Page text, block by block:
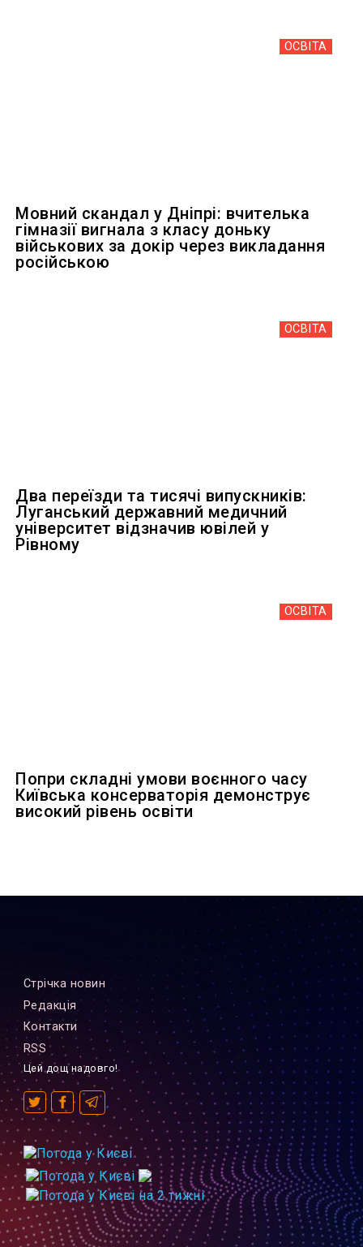
ОСВІТА
Мовний скандал у Дніпрі: вчителька
гімназії вигнала з класу доньку
військових за докір через викладання
російською
ОСВІТА
Два переїзди та тисячі випускників:
Луганський державний медичний
університет відзначив ювілей у
Рівному
ОСВІТА
Попри складні умови воєнного часу
Київська консерваторія демонструє
високий рівень освіти
Стрiчка новин
Редакцiя
Контакти
RSS
Цей дощ надовго!